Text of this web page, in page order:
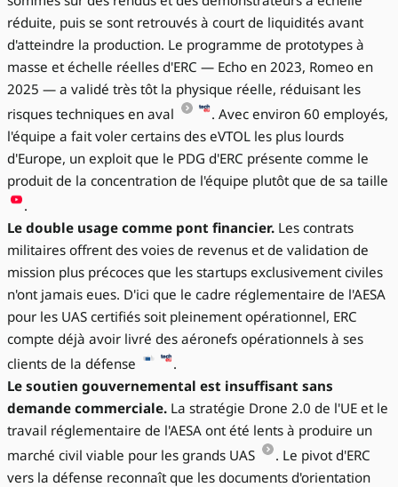
réduite, puis se sont retrouvés à court de liquidités avant
d'atteindre la production. Le programme de prototypes à
masse et échelle réelles d'ERC — Echo en 2023, Romeo en
2025 — a validé très tôt la physique réelle, réduisant les
risques techniques en aval
. Avec environ 60 employés,
l'équipe a fait voler certains des eVTOL les plus lourds
d'Europe, un exploit que le PDG d'ERC présente comme le
produit de la concentration de l'équipe plutôt que de sa taille
.
Le double usage comme pont financier. Les contrats
militaires offrent des voies de revenus et de validation de
mission plus précoces que les startups exclusivement civiles
n'ont jamais eues. D'ici que le cadre réglementaire de l'AESA
pour les UAS certifiés soit pleinement opérationnel, ERC
compte déjà avoir livré des aéronefs opérationnels à ses
clients de la défense
.
Le soutien gouvernemental est insuffisant sans
demande commerciale. La stratégie Drone 2.0 de l'UE et le
travail réglementaire de l'AESA ont été lents à produire un
marché civil viable pour les grands UAS
. Le pivot d'ERC
vers la défense reconnaît que les documents d'orientation